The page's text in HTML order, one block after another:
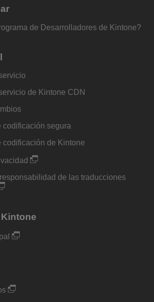
de Desarrolladores de Kintone?
de Kintone CDN
codificación segura
codificación de Kintone
de las traducciones